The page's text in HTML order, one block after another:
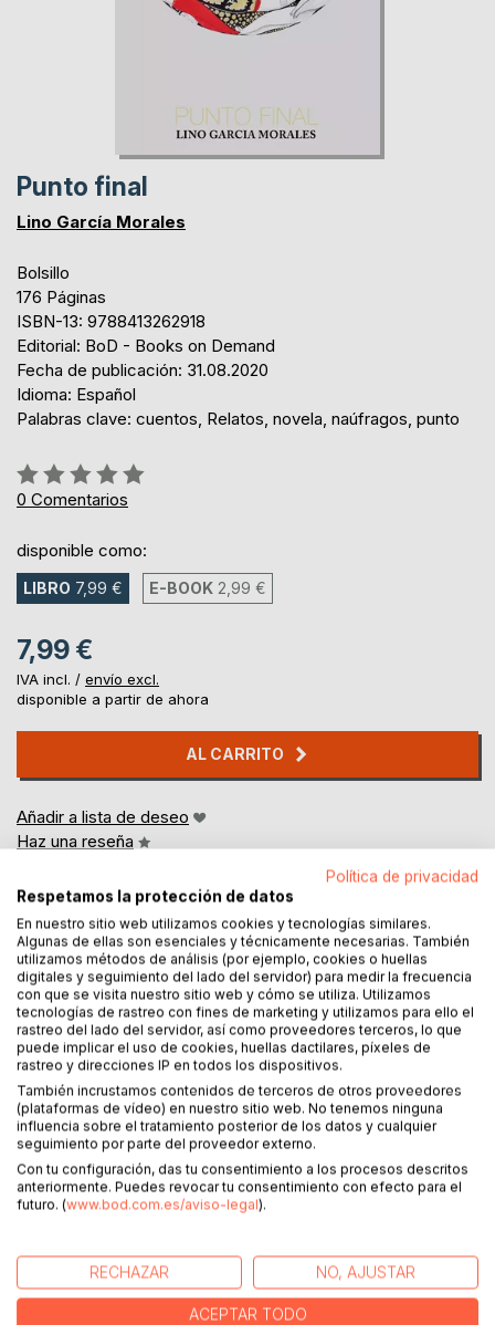
Punto final
Lino García Morales
Bolsillo
176 Páginas
ISBN-13: 9788413262918
Editorial: BoD - Books on Demand
Fecha de publicación: 31.08.2020
Idioma: Español
Palabras clave: cuentos, Relatos, novela, naúfragos, punto
Rating:
0%
0 Comentarios
disponible como:
LIBRO 7,99 € E-BOOK 2,99 €
7,99 €
IVA incl. / envío excl.
disponible a partir de ahora
AL CARRITO
Añadir a lista de deseo
Haz una reseña
DESCRIPCIÓN
Este podría ser un libro de relatos o una novela. Las
historias se conectan, se buscan, se repelen, suenan,
vibran en natural armonía.
Punto final es un lugar y un tiempo en el que una rueda
puede ser una espiral; solo depende de la perspectiva con
la que se mire.
SOBRE EL AUTOR
Política de privacidad
Respetamos la protección de datos
En nuestro sitio web utilizamos cookies y tecnologías similares.
Algunas de ellas son esenciales y técnicamente necesarias. También
utilizamos métodos de análisis (por ejemplo, cookies o huellas
digitales y seguimiento del lado del servidor) para medir la frecuencia
con que se visita nuestro sitio web y cómo se utiliza. Utilizamos
tecnologías de rastreo con fines de marketing y utilizamos para ello el
rastreo del lado del servidor, así como proveedores terceros, lo que
puede implicar el uso de cookies, huellas dactilares, píxeles de
rastreo y direcciones IP en todos los dispositivos.
También incrustamos contenidos de terceros de otros proveedores
(plataformas de vídeo) en nuestro sitio web. No tenemos ninguna
influencia sobre el tratamiento posterior de los datos y cualquier
seguimiento por parte del proveedor externo.
Con tu configuración, das tu consentimiento a los procesos descritos
anteriormente. Puedes revocar tu consentimiento con efecto para el
futuro. (www.bod.com.es/aviso-legal).
RECHAZAR NO, AJUSTAR
ACEPTAR TODO